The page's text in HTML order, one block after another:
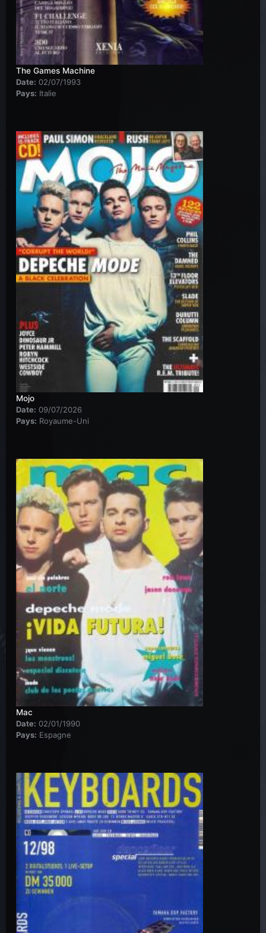
The Games Machine
Date: 02/07/1993
Pays: Italie
Mojo
Date: 09/07/2026
Pays: Royaume-Uni
Mac
Date: 02/01/1990
Pays: Espagne